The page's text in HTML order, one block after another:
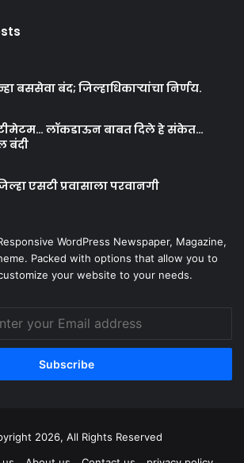
बससेवा बंद; जिल्हाधिकाऱ्यांचा निर्णय.
लॉकडाऊन बाबत दिले हे संकेत…
बंदी
एसटी प्रवासाला परवानगी
WordPress Newspaper, Magazine,
Packed with options that allow you to
your website to your needs.
2026, All Rights Reserved